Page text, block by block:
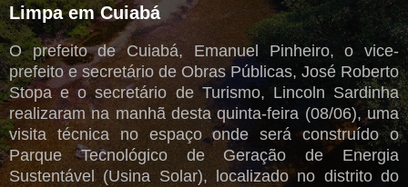
Limpa em Cuiabá
O prefeito de Cuiabá, Emanuel Pinheiro, o vice-
prefeito e secretário de Obras Públicas, José Roberto
Stopa e o secretário de Turismo, Lincoln Sardinha
realizaram na manhã desta quinta-feira (08/06), uma
visita técnica no espaço onde será construído o
Parque Tecnológico de Geração de Energia
Sustentável (Usina Solar), localizado no distrito do